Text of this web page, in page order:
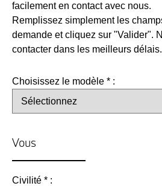
facilement en contact avec nous.
Remplissez simplement les
demande et cliquez sur "Valider".
contacter dans les meilleurs délais.
Choisissez le modèle * :
Vous
Civilité * :